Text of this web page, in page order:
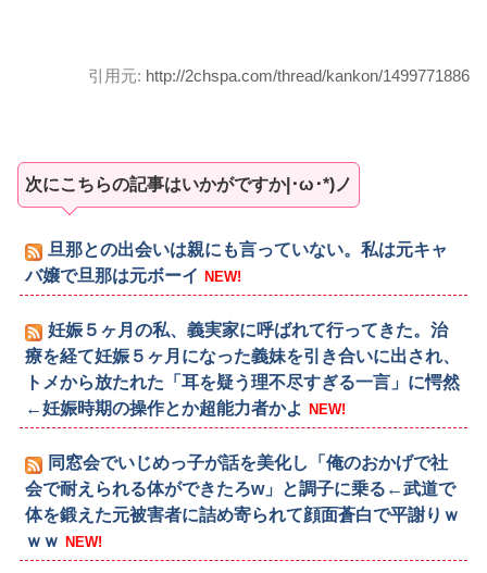
引用元: http://2chspa.com/thread/kankon/1499771886
次にこちらの記事はいかがですか|･ω･*)ノ
旦那との出会いは親にも言っていない。私は元キャ
バ嬢で旦那は元ボーイ NEW!
妊娠５ヶ月の私、義実家に呼ばれて行ってきた。治
療を経て妊娠５ヶ月になった義妹を引き合いに出され、
トメから放たれた「耳を疑う理不尽すぎる一言」に愕然
←妊娠時期の操作とか超能力者かよ
NEW!
同窓会でいじめっ子が話を美化し「俺のおかげで社
会で耐えられる体ができたろw」と調子に乗る←武道で
体を鍛えた元被害者に詰め寄られて顔面蒼白で平謝りｗ
ｗｗ NEW!